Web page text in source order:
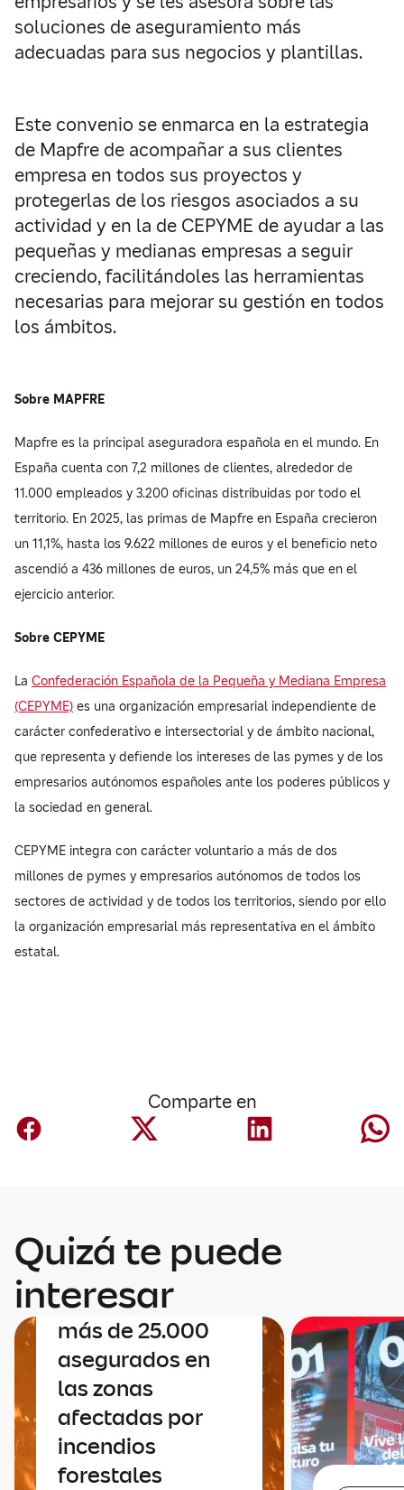
soluciones de aseguramiento más
adecuadas para sus negocios y plantillas.
Este convenio se enmarca en la estrategia
de Mapfre de acompañar a sus clientes
empresa en todos sus proyectos y
protegerlas de los riesgos asociados a su
actividad y en la de CEPYME de ayudar a las
pequeñas y medianas empresas a seguir
creciendo, facilitándoles las herramientas
necesarias para mejorar su gestión en todos
los ámbitos.
Sobre MAPFRE
Mapfre es la principal aseguradora española en el mundo. En
España cuenta con 7,2 millones de clientes, alrededor de
11.000 empleados y 3.200 oficinas distribuidas por todo el
territorio. En 2025, las primas de Mapfre en España crecieron
un 11,1%, hasta los 9.622 millones de euros y el beneficio neto
ascendió a 436 millones de euros, un 24,5% más que en el
ejercicio anterior.
Sobre CEPYME
La Confederación Española de la Pequeña y Mediana Empresa
(CEPYME) es una organización empresarial independiente de
carácter confederativo e intersectorial y de ámbito nacional,
que representa y defiende los intereses de las pymes y de los
empresarios autónomos españoles ante los poderes públicos y
la sociedad en general.
CEPYME integra con carácter voluntario a más de dos
millones de pymes y empresarios autónomos de todos los
sectores de actividad y de todos los territorios, siendo por ello
la organización empresarial más representativa en el ámbito
estatal.
Comparte en
Quizá te puede
interesar
Negocio España
Mapfre contacta
uno a uno con sus
más de 25.000
asegurados en
las zonas
afectadas por
incendios
forestales